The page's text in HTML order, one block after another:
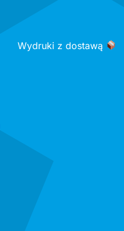
Wydruki z dostawą